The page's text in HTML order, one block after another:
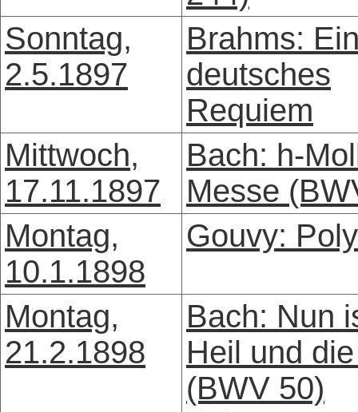
Sonntag,
2.5.1897
Brahms:
deutsches
Requiem
Mittwoch,
17.11.1897
Bach: h-
Messe
Montag,
10.1.1898
Gouvy:
Montag,
21.2.1898
Bach: Nun
Heil und
(BWV 50)